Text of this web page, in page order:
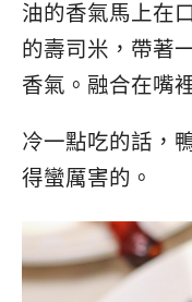
油的香氣馬上在
的壽司米，帶著
香氣。融合在嘴
冷一點吃的話，
得蠻厲害的。